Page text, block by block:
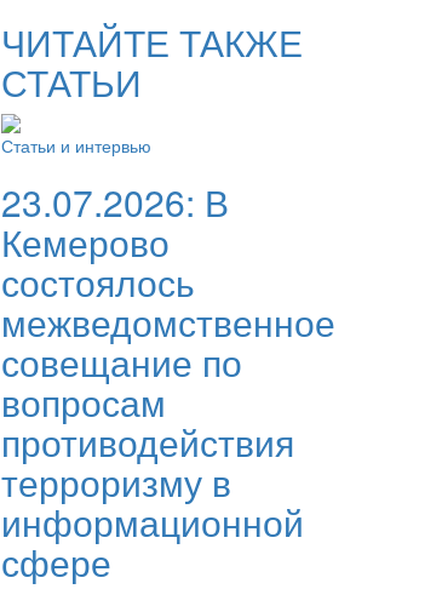
ЧИТАЙТЕ ТАКЖЕ
СТАТЬИ
Статьи и интервью
23.07.2026: В
Кемерово
состоялось
межведомственное
совещание по
вопросам
противодействия
терроризму в
информационной
сфере